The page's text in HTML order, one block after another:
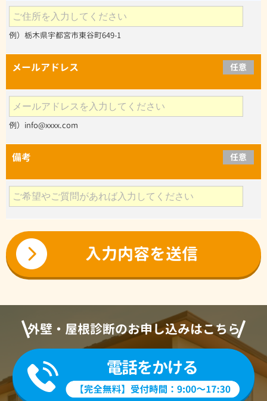
例）栃木県宇都宮市東谷町649-1
メールアドレス 任意
例）info@xxxx.com
備考 任意
外壁・屋根診断のお申し込みはこちら